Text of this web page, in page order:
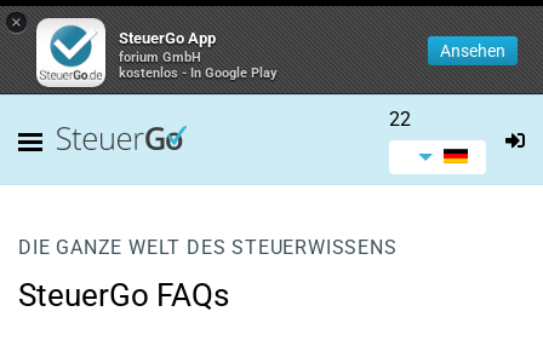
×
SteuerGo App
forium GmbH
kostenlos - In Google Play
Ansehen
22
DIE GANZE WELT DES STEUERWISSENS
SteuerGo FAQs